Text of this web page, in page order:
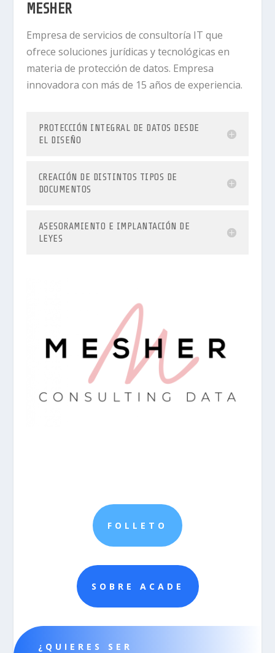
MESHER
Empresa de servicios de consultoría IT que
ofrece soluciones jurídicas y tecnológicas en
materia de protección de datos. Empresa
innovadora con más de 15 años de experiencia.
PROTECCIÓN INTEGRAL DE DATOS DESDE
EL DISEÑO
CREACIÓN DE DISTINTOS TIPOS DE
DOCUMENTOS
ASESORAMIENTO E IMPLANTACIÓN DE
LEYES
FOLLETO
SOBRE ACADE
¿QUIERES SER